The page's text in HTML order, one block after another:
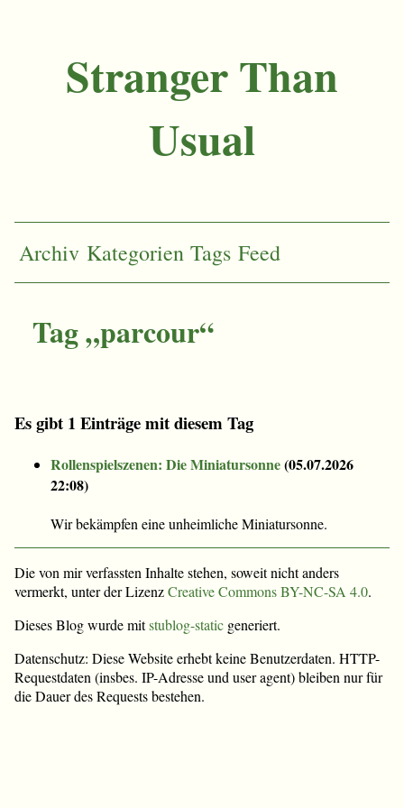
Stranger Than
Usual
Archiv Kategorien Tags Feed
Tag „parcour“
Es gibt 1 Einträge mit diesem Tag
Rollenspielszenen: Die Miniatursonne(05.07.2026
22:08)
Wir bekämpfen eine unheimliche Miniatursonne.
Die von mir verfassten Inhalte stehen, soweit nicht anders
vermerkt, unter der LizenzCreative Commons BY-NC-SA 4.0.
Dieses Blog wurde mitstublog-static generiert.
Datenschutz: Diese Website erhebt keine Benutzerdaten. HTTP-
Requestdaten (insbes. IP-Adresse und user agent) bleiben nur für
die Dauer des Requests bestehen.